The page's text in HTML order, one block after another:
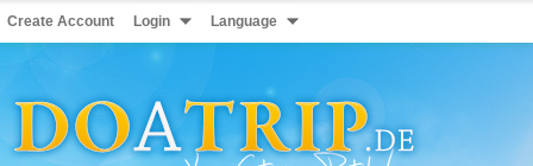
Create Account Login Language